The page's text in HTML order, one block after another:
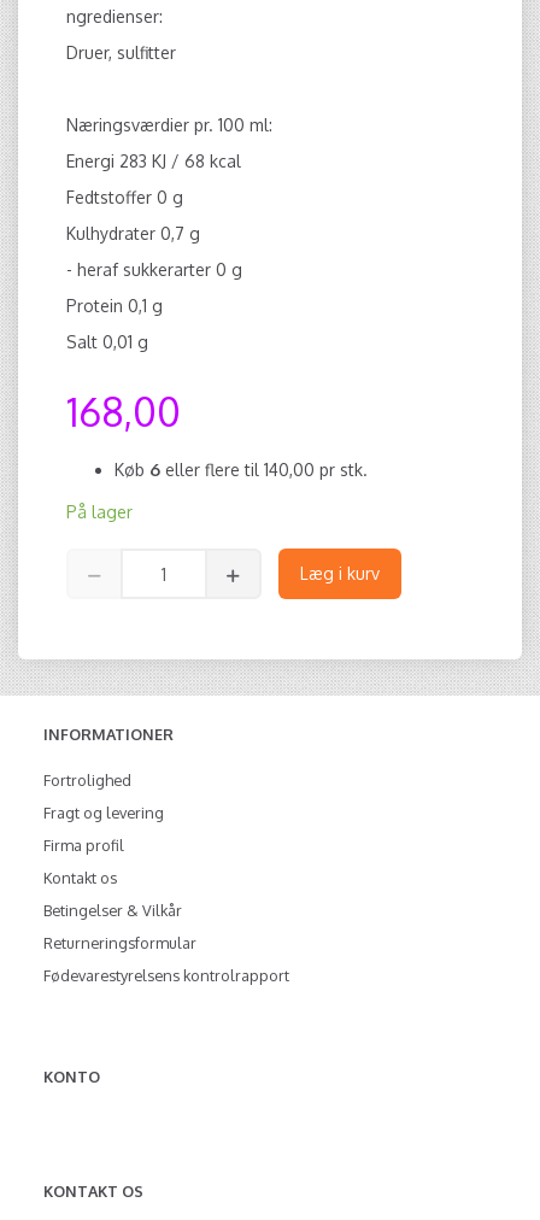
ngredienser:
Druer, sulfitter
Næringsværdier pr. 100 ml:
Energi 283 KJ / 68 kcal
Fedtstoffer 0 g
Kulhydrater 0,7 g
- heraf sukkerarter 0 g
Protein 0,1 g
Salt 0,01 g
168,00
Køb 6 eller flere til 140,00 pr stk.
På lager
Læg i kurv
INFORMATIONER
Fortrolighed
Fragt og levering
Firma profil
Kontakt os
Betingelser & Vilkår
Returneringsformular
Fødevarestyrelsens kontrolrapport
KONTO
KONTAKT OS